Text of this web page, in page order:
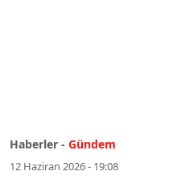
Haberler - Gündem
12 Haziran 2026 - 19:08